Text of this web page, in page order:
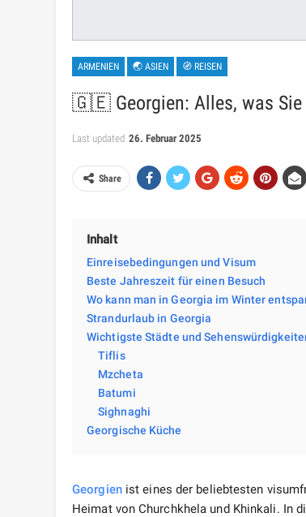
ARMENIEN 🌏 ASIEN 🧭 REISEN
🇬🇪 Georgien: Alles, was Sie
Last updated 26. Februar 2025
Share
Inhalt
Einreisebedingungen und Visum
Beste Jahreszeit für einen Besuch
Wo kann man in Georgia im Winter
Strandurlaub in Georgia
Wichtigste Städte und
Tiflis
Mzcheta
Batumi
Sighnaghi
Georgische Küche
Georgienist eines der beliebtesten
Heimat von Churchkhela und Khinkali. In